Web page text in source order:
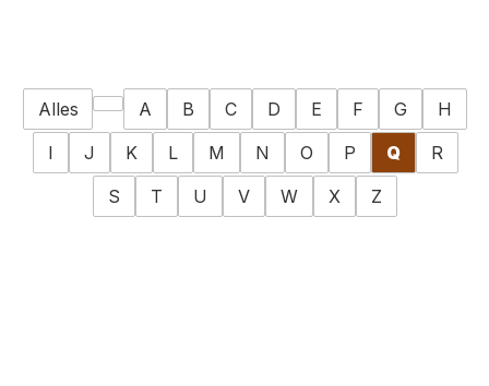
Alles A B C D E F G
H
I
J K L M N O P Q
R
S
T U V W X Z